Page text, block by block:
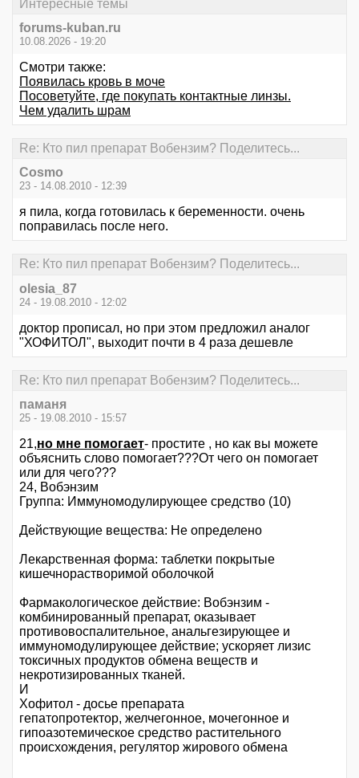
Интересные темы
forums-kuban.ru
10.08.2026 - 19:20
Смотри также:
Появилась кровь в моче
Посоветуйте, где покупать контактные линзы.
Чем удалить шрам
Re: Кто пил препарат Вобензим? Поделитесь...
Cosmo
23 - 14.08.2010 - 12:39
я пила, когда готовилась к беременности. очень
поправилась после него.
Re: Кто пил препарат Вобензим? Поделитесь...
olesia_87
24 - 19.08.2010 - 12:02
доктор прописал, но при этом предложил аналог
"ХОФИТОЛ", выходит почти в 4 раза дешевле
Re: Кто пил препарат Вобензим? Поделитесь...
паманя
25 - 19.08.2010 - 15:57
21,но мне помогает- простите , но как вы можете
объяснить слово помогает???От чего он помогает
или для чего???
24, Вобэнзим
Группа: Иммуномодулирующее средство (10)
Действующие вещества: Не определено
Лекарственная форма: таблетки покрытые
кишечнорастворимой оболочкой
Фармакологическое действие: Вобэнзим -
комбинированный препарат, оказывает
противовоспалительное, анальгезирующее и
иммуномодулирующее действие; ускоряет лизис
токсичных продуктов обмена веществ и
некротизированных тканей.
И
Хофитол - досье препарата
гепатопротектор, желчегонное, мочегонное и
гипоазотемическое средство растительного
происхождения, регулятор жирового обмена